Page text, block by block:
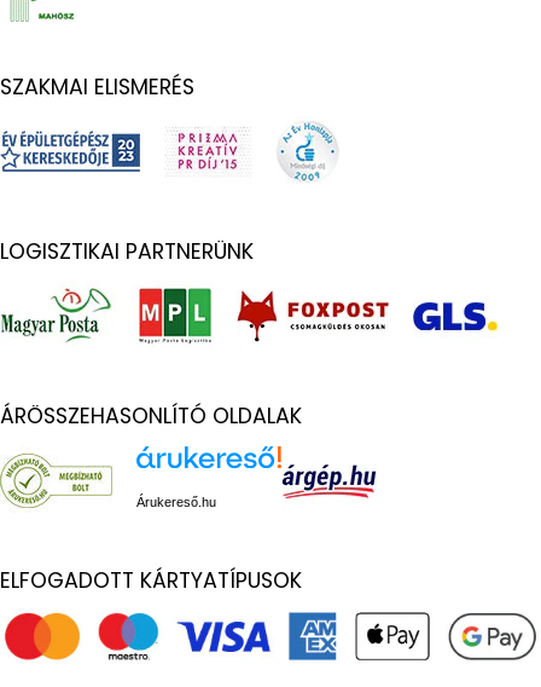
SZAKMAI ELISMERÉS
LOGISZTIKAI PARTNERÜNK
ÁRÖSSZEHASONLÍTÓ OLDALAK
Árukereső.hu
ELFOGADOTT KÁRTYATÍPUSOK